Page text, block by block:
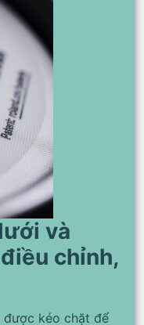
và
chỉnh,
được kéo chặt để